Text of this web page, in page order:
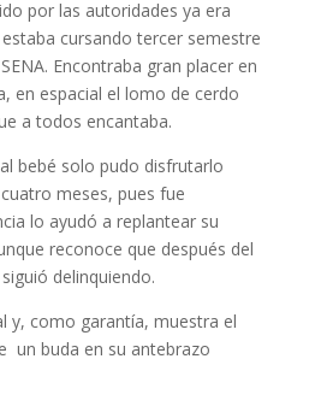
por las autoridades ya era
cursando tercer semestre
Encontraba gran placer en
en espacial el lomo de cerdo
a todos encantaba.
bebé solo pudo disfrutarlo
meses, pues fue
lo ayudó a replantear su
reconoce que después del
delinquiendo.
y, como garantía, muestra el
un buda en su antebrazo